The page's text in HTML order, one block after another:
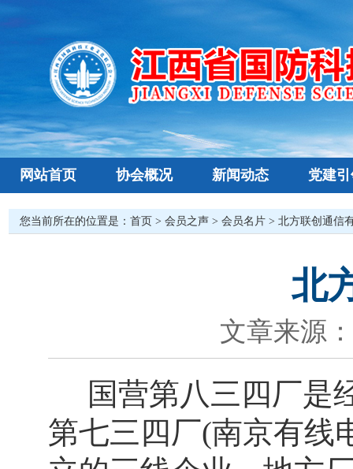
网站首页 协会概况 新闻动态 党建
您当前所在的位置是： 首页 > 会员之声 > 会员名片 > 北方联创通信
北
文章来源
国营第八三四厂是
第七三四厂(南京有线